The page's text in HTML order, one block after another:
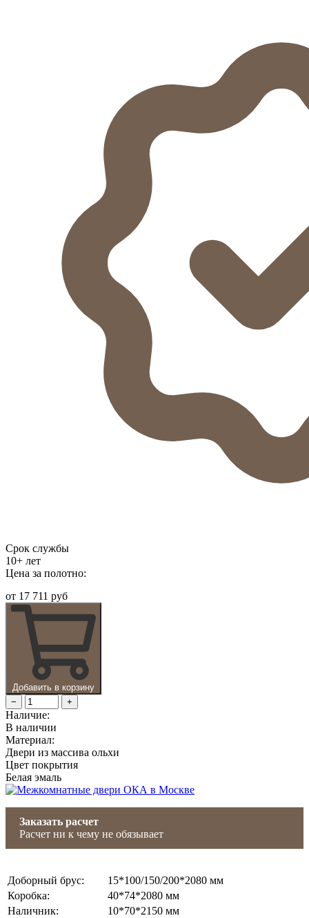
Срок службы
10+ лет
Цена за полотно:
от 17 711 руб
Добавить в корзину
−
+
Наличие:
В наличии
Материал:
Двери из массива ольхи
Цвет покрытия
Белая эмаль
Заказать расчет
Расчет ни к чему не обязывает
Доборный брус:
15*100/150/200*2080 мм
Коробка:
40*74*2080 мм
Наличник:
10*70*2150 мм